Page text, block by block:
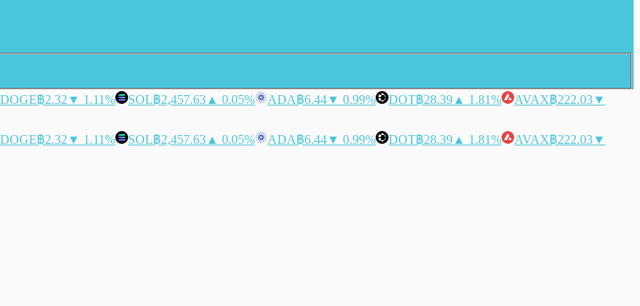
DOGE฿2.32 ▼ 1.11% SOL฿2,457.63 ▲ 0.05% ADA฿6.44▼ 0.99% DOT฿28.39 ▲ 1.81% AVAX฿222.03▼
DOGE฿2.32 ▼ 1.11% SOL฿2,457.63 ▲ 0.05% ADA฿6.44▼ 0.99% DOT฿28.39 ▲ 1.81% AVAX฿222.03▼